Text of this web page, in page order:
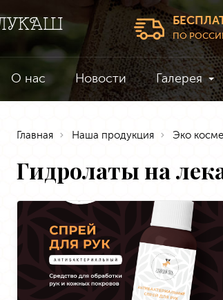
ПО
О нас Новости Галерея
Главная Наша продукция Эко
Гидролаты на